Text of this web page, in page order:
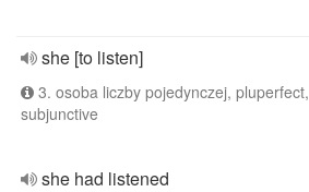
she [to listen]
3. osoba liczby pojedynczej, pluperfect,
subjunctive
she had listened